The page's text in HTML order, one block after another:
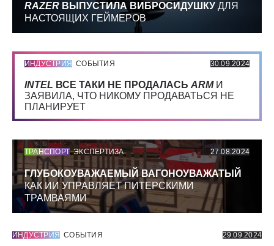
RAZER ВЫПУСТИЛА ВИБРОСИДУШКУ ДЛЯ
НАСТОЯЩИХ ГЕЙМЕРОВ
ИНДУСТРИЯ СОБЫТИЯ 30.09.2024
INTEL ВСЕ ТАКИ НЕ ПРОДАЛАСЬ ARMИ
ЗАЯВИЛА, ЧТО НИКОМУ ПРОДАВАТЬСЯ НЕ
ПЛАНИРУЕТ
ТРАНСПОРТ ЭКСПЕРТИЗА 27.08.2024
ГЛУБОКОУВАЖАЕМЫЙ ВАГОНОУВАЖАТЫЙ
КАК ИИ УПРАВЛЯЕТ ПИТЕРСКИМИ
ТРАМВАЯМИ
ИНДУСТРИЯ СОБЫТИЯ 29.09.2024